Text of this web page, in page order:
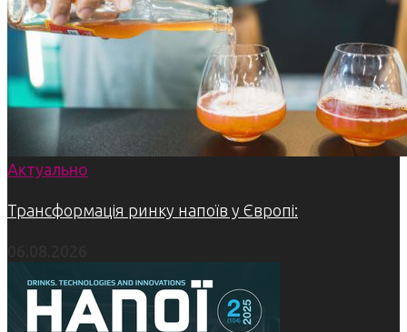
Актуально
Трансформація ринку напоїв у Європі: